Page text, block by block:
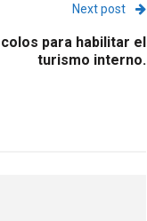
Next post
para habilitar el
turismo interno.